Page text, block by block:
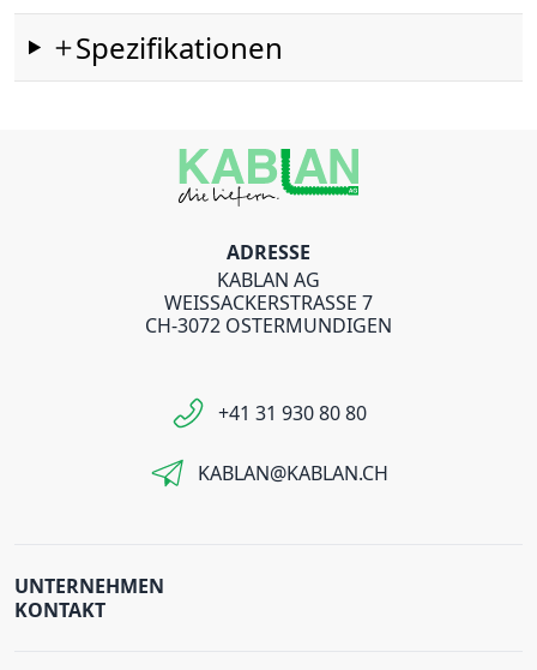
Spezifikationen
ADRESSE
KABLAN AG
WEISSACKERSTRASSE 7
CH-3072 OSTERMUNDIGEN
+41 31 930 80 80
KABLAN@KABLAN.CH
UNTERNEHMEN
KONTAKT